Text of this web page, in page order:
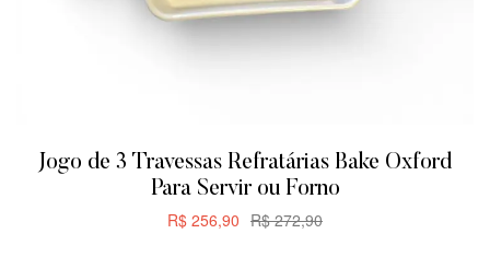
Jogo de 3 Travessas Refratárias Bake Oxford
Para Servir ou Forno
R$272,90
R$ 256,90